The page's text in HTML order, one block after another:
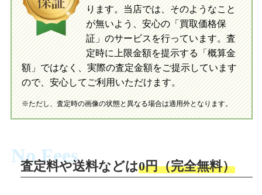
買取の流れ 写真の撮影方法
指定の口座に即日入金可能です。
初めての方へ LINE査定の流れ 写真の撮影方法
ります。当店では、そのようなこと
が無いよう、安心の「買取価格保
証」のサービスを行っています。査
定時に上限金額を提示する「概算金
額」ではなく、実際の査定金額をご提示しています
ので、安心してご利用いただけます。
※ただし、査定時の画像の状態と異なる場合は適用外となります。
No Fees
査定料や送料などは0円（完全無料）